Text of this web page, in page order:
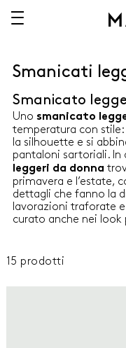
ABITI
CAMICIE
GIACCHE
Smanicati
Smanicato
Uno smanicato
temperatura con stile:
la silhouette e si
pantaloni sartoriali. In
leggeri da donna
primavera e l’estate,
dettagli che fanno la
lavorazioni traforate
curato anche nei look
15 prodotti
150€ OLTRE 150€